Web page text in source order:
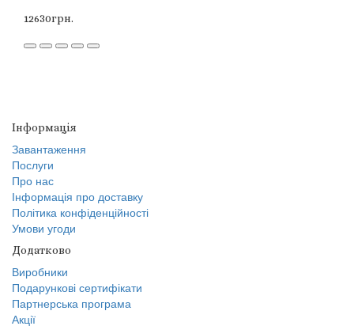
12630грн.
Інформація
Завантаження
Послуги
Про нас
Інформація про доставку
Політика конфіденційності
Умови угоди
Додатково
Виробники
Подарункові сертифікати
Партнерська програма
Акції